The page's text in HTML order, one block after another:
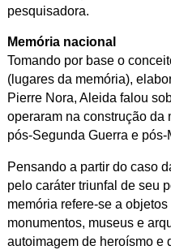
pesquisadora.
Memória nacional
Tomando por base o
(lugares da memória),
Pierre Nora, Aleida falou
operaram na construção
pós-Segunda Guerra e pós-
Pensando a partir do caso
pelo caráter triunfal de seu
memória refere-se a
monumentos, museus e
autoimagem de heroísmo e